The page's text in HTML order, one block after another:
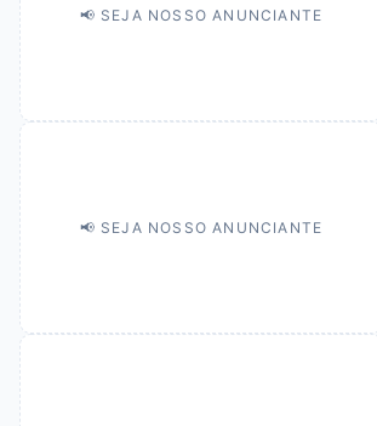
📢 SEJA NOSSO ANUNCIANTE
📢 SEJA NOSSO ANUNCIANTE